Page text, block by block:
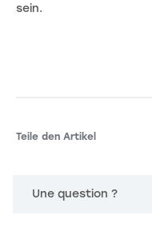
sein.
Teile den Artikel
Une question ?